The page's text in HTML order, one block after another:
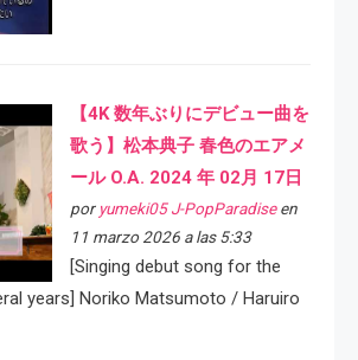
【4K 数年ぶりにデビュー曲を
歌う】松本典子 春色のエアメ
ール O.A. 2024 年 02月 17日
por yumeki05 J-PopParadiseen
11 marzo 2026 a las 5:33
[Singing debut song for the
years] Noriko Matsumoto / Haruiro